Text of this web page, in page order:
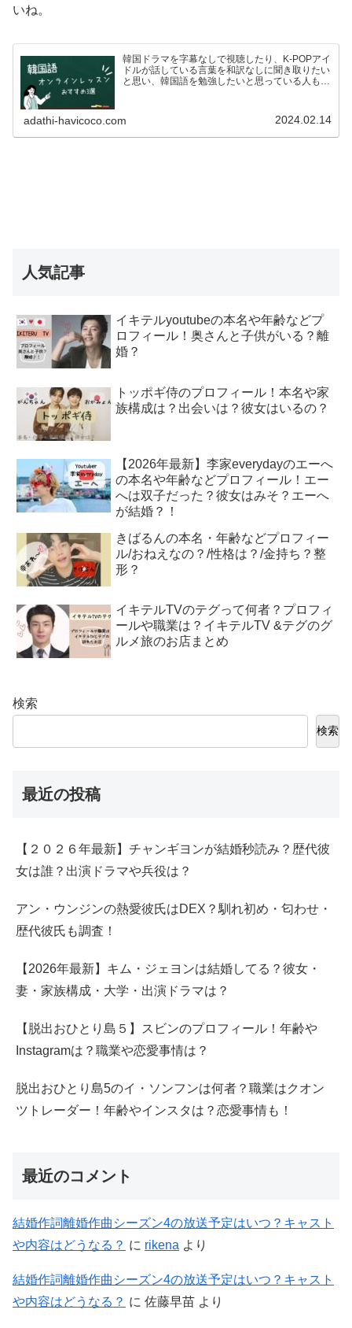
いね。
韓国ドラマを字幕なしで視聴したり、K-POPアイ
ドルが話している言葉を和訳なしに聞き取りたい
と思い、韓国語を勉強したいと思っている人も多
adathi-havicoco.com 2024.02.14
人気記事
イキテルyoutubeの本名や年齢などプ
ロフィール！奥さんと子供がいる？離
婚？
トッポギ侍のプロフィール！本名や家
族構成は？出会いは？彼女はいるの？
【2026年最新】李家everydayのエーへ
の本名や年齢などプロフィール！エー
へは双子だった？彼女はみそ？エーへ
が結婚？！
きばるんの本名・年齢などプロフィー
ル/おねえなの？/性格は？/金持ち？整
形？
イキテルTVのテグって何者？プロフィ
ールや職業は？イキテルTV &テグのグ
ルメ旅のお店まとめ
検索
検索
最近の投稿
【２０２６年最新】チャンギヨンが結婚秒読み？歴代彼
女は誰？出演ドラマや兵役は？
アン・ウンジンの熱愛彼氏はDEX？馴れ初め・匂わせ・
歴代彼氏も調査！
【2026年最新】キム・ジェヨンは結婚してる？彼女・
妻・家族構成・大学・出演ドラマは？
【脱出おひとり島５】スビンのプロフィール！年齢や
Instagramは？職業や恋愛事情は？
脱出おひとり島5のイ・ソンフンは何者？職業はクオン
ツトレーダー！年齢やインスタは？恋愛事情も！
最近のコメント
結婚作詞離婚作曲シーズン4の放送予定はいつ？キャスト
や内容はどうなる？ に rikena より
結婚作詞離婚作曲シーズン4の放送予定はいつ？キャスト
や内容はどうなる？ に 佐藤早苗 より